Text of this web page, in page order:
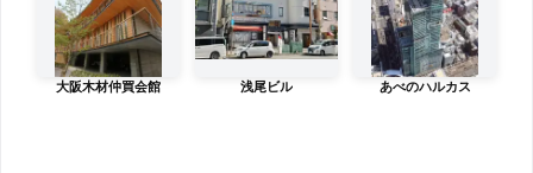
大阪木材仲買会館 浅尾ビル あべのハルカス